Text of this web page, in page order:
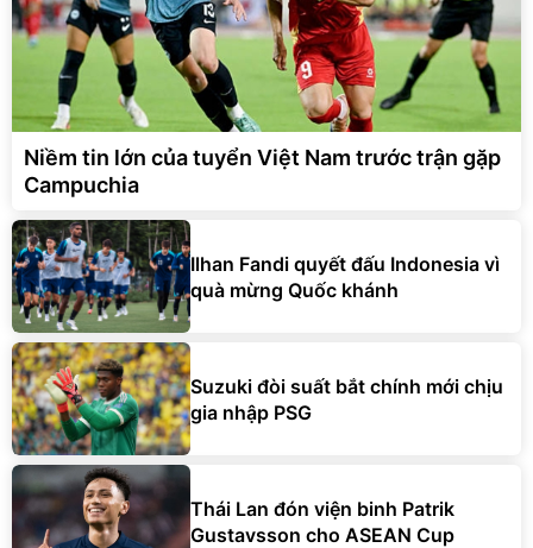
Niềm tin lớn của tuyển Việt Nam trước trận gặp
Campuchia
Ilhan Fandi quyết đấu Indonesia vì
quà mừng Quốc khánh
Suzuki đòi suất bắt chính mới chịu
gia nhập PSG
Thái Lan đón viện binh Patrik
Gustavsson cho ASEAN Cup